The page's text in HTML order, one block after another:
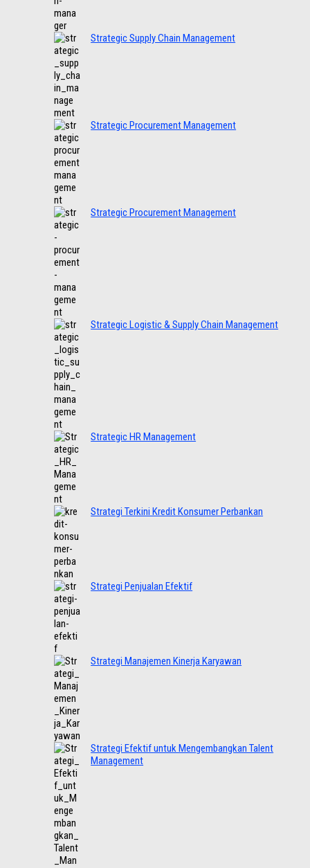
Strategic Supply Chain Management
Strategic Procurement Management
Strategic Procurement Management
Strategic Logistic & Supply Chain Management
Strategic HR Management
Strategi Terkini Kredit Konsumer Perbankan
Strategi Penjualan Efektif
Strategi Manajemen Kinerja Karyawan
Strategi Efektif untuk Mengembangkan Talent
Management